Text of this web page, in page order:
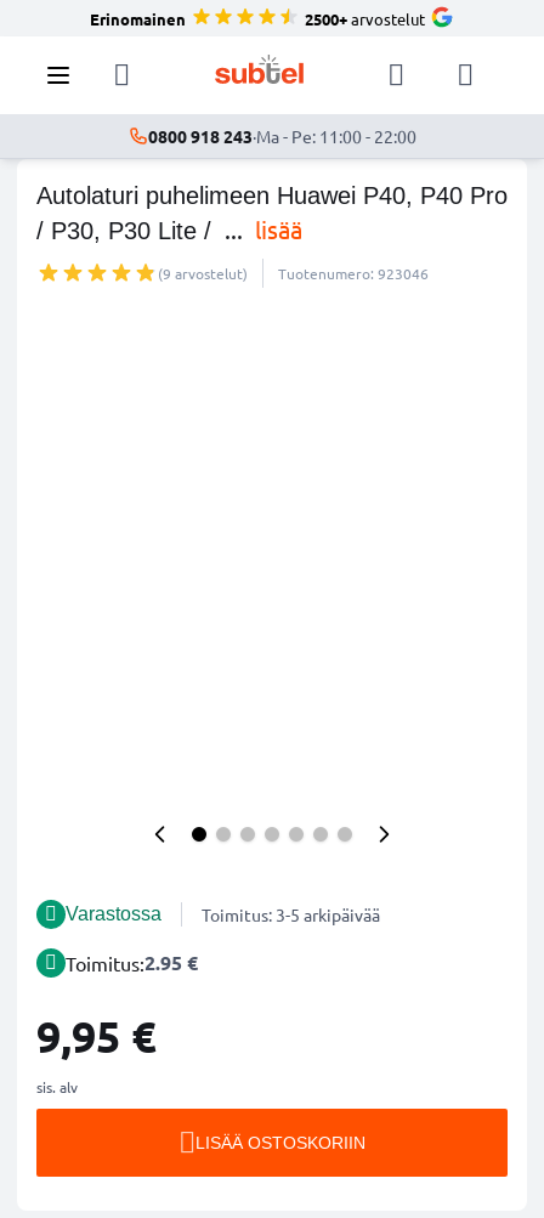
Erinomainen 2500+arvostelut
0800 918 243·Ma - Pe: 11:00 - 22:00
Autolaturi puhelimeen Huawei P40, P40 Pro
/ P30, P30 Lite / ... lisää
(9 arvostelut) Tuotenumero: 923046
Varastossa Toimitus: 3-5 arkipäivää
Toimitus:2.95 €
9,95 €
sis. alv
LISÄÄ OSTOSKORIIN